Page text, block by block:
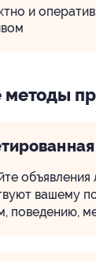
и
методы
вашему
поведению,